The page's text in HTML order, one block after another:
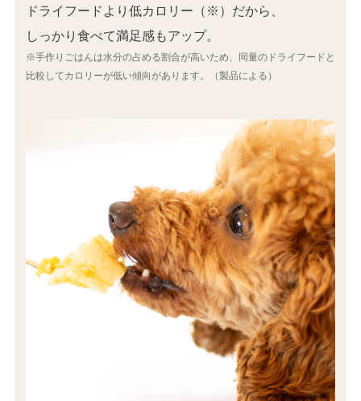
ドライフードより低カロリー（※）だから、
しっかり食べて満足感もアップ。
※手作りごはんは水分の占める割合が高いため、同量のドライフードと
比較してカロリーが低い傾向があります。（製品による）